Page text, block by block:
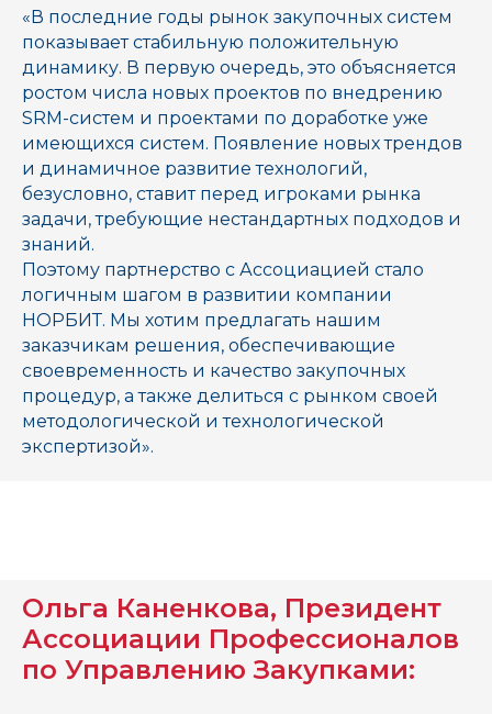
«В последние годы рынок закупочных систем
показывает стабильную положительную
динамику. В первую очередь, это объясняется
ростом числа новых проектов по внедрению
SRM-систем и проектами по доработке уже
имеющихся систем. Появление новых трендов
и динамичное развитие технологий,
безусловно, ставит перед игроками рынка
задачи, требующие нестандартных подходов и
знаний.
Поэтому партнерство с Ассоциацией стало
логичным шагом в развитии компании
НОРБИТ. Мы хотим предлагать нашим
заказчикам решения, обеспечивающие
своевременность и качество закупочных
процедур, а также делиться с рынком своей
методологической и технологической
экспертизой».
Ольга Каненкова, Президент
Ассоциации Профессионалов
по Управлению Закупками: